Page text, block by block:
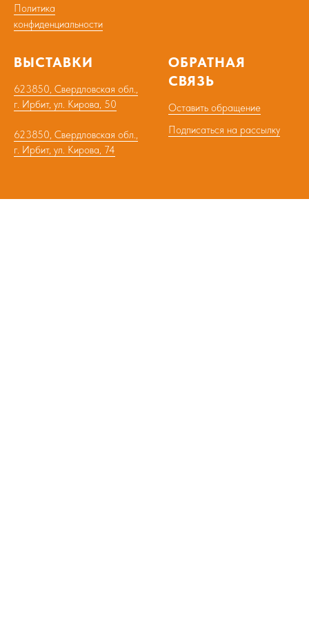
Политика
конфиденциальности
ВЫСТАВКИ
623850, Свердловская обл.,
г. Ирбит, ул. Кирова, 50
623850, Свердловская обл.,
г. Ирбит, ул. Кирова, 74
ОБРАТНАЯ
СВЯЗЬ
Оставить обращение
Подписаться на рассылку